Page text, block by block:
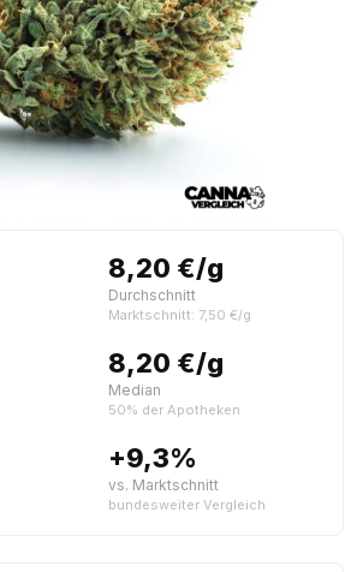
8,20 €/g
Durchschnitt
Marktschnitt: 7,50 €/g
8,20 €/g
Median
50% der Apotheken
+9,3%
vs. Marktschnitt
bundesweiter Vergleich